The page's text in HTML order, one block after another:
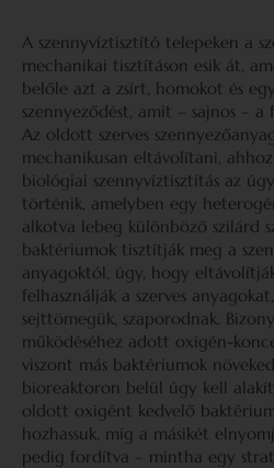
A szennyvíztisztító telepeken a
mechanikai tisztításon esik át,
belőle azt a zsírt, homokot és
szennyeződést, amit – sajnos –
Az oldott szerves
mechanikusan eltávolítani,
biológiai szennyvíztisztítás az
történik, amelyben egy
alkotva lebeg különböző szilárd
baktériumok tisztítják meg a
anyagoktól, úgy, hogy
felhasználják a szerves
sejttömegük, szaporodnak.
működéséhez adott oxigén-
viszont más baktériumok
bioreaktoron belül úgy kell
oldott oxigént kedvelő
hozhassuk, míg a másikét
pedig fordítva – mintha egy